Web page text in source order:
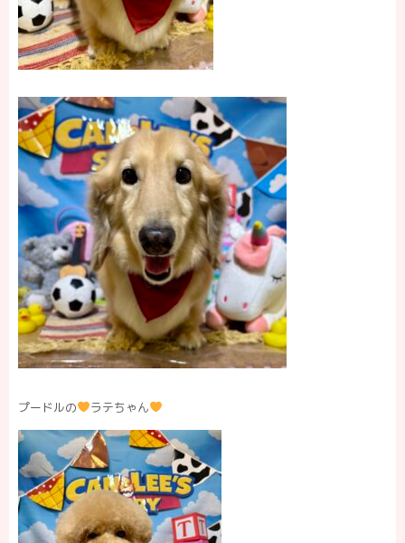
プードルの ラテちゃん